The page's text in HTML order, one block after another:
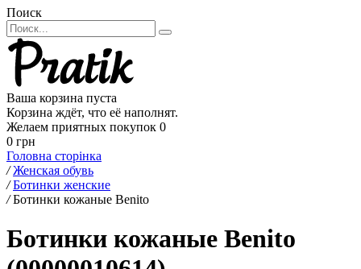
Поиск
Ваша корзина пуста
Корзина ждёт, что её наполнят.
Желаем приятных покупок 0
0 грн
Головна сторінка
/ Женская обувь
/ Ботинки женские
/ Ботинки кожаные Benito
Ботинки кожаные Benito